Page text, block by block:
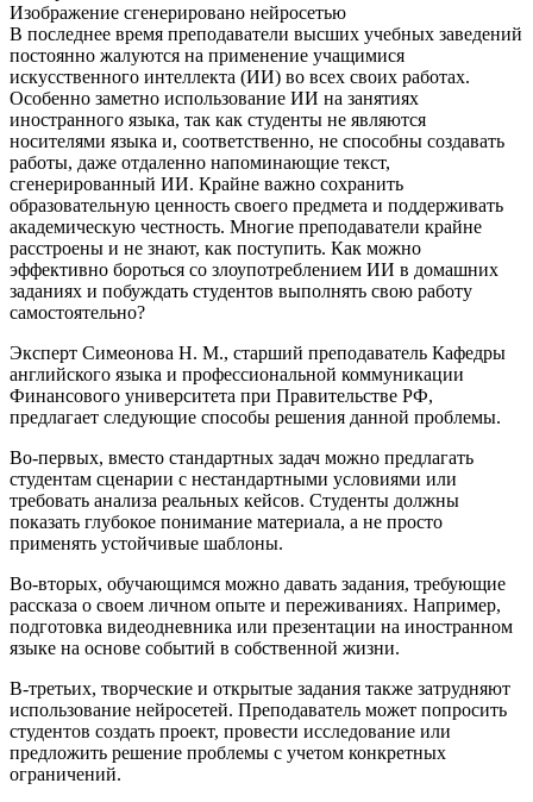
Изображение сгенерировано нейросетью
В последнее время преподаватели высших учебных заведений
постоянно жалуются на применение учащимися
искусственного интеллекта (ИИ) во всех своих работах.
Особенно заметно использование ИИ на занятиях
иностранного языка, так как студенты не являются
носителями языка и, соответственно, не способны создавать
работы, даже отдаленно напоминающие текст,
сгенерированный ИИ. Крайне важно сохранить
образовательную ценность своего предмета и поддерживать
академическую честность. Многие преподаватели крайне
расстроены и не знают, как поступить. Как можно
эффективно бороться со злоупотреблением ИИ в домашних
заданиях и побуждать студентов выполнять свою работу
самостоятельно?
Эксперт Симеонова Н. М., старший преподаватель Кафедры
английского языка и профессиональной коммуникации
Финансового университета при Правительстве РФ,
предлагает следующие способы решения данной проблемы.
Во-первых, вместо стандартных задач можно предлагать
студентам сценарии с нестандартными условиями или
требовать анализа реальных кейсов. Студенты должны
показать глубокое понимание материала, а не просто
применять устойчивые шаблоны.
Во-вторых, обучающимся можно давать задания, требующие
рассказа о своем личном опыте и переживаниях. Например,
подготовка видеодневника или презентации на иностранном
языке на основе событий в собственной жизни.
В-третьих, творческие и открытые задания также затрудняют
использование нейросетей. Преподаватель может попросить
студентов создать проект, провести исследование или
предложить решение проблемы с учетом конкретных
ограничений.